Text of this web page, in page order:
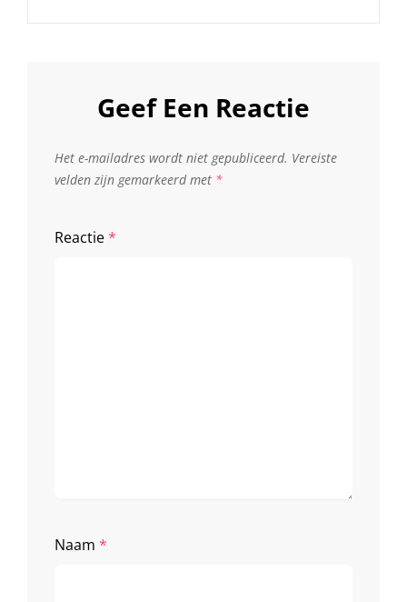
Geef Een Reactie
Het e-mailadres wordt niet gepubliceerd. Vereiste
velden zijn gemarkeerd met *
Reactie*
Naam *